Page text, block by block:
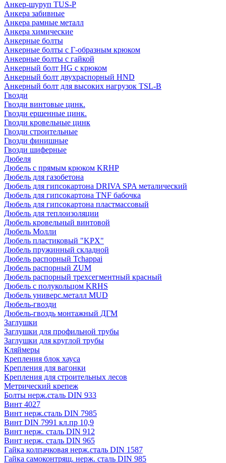
Анкер-шуруп TUS-P
Анкера забивные
Анкера рамные металл
Анкера химические
Анкерные болты
Анкерные болты с Г-образным крюком
Анкерные болты с гайкой
Анкерный болт HG с крюком
Анкерный болт двухраспорный HND
Анкерный болт для высоких нагрузок TSL-B
Гвозди
Гвозди винтовые цинк.
Гвозди ершенные цинк.
Гвозди кровельные цинк
Гвозди строительные
Гвозди финишные
Гвозди шиферные
Дюбеля
Дюбель с прямым крюком KRHP
Дюбель для газобетона
Дюбель для гипсокартона DRIVA SPA металический
Дюбель для гипсокартона TNF бабочка
Дюбель для гипсокартона пластмассовый
Дюбель для теплоизоляции
Дюбель кровельный винтовой
Дюбель Молли
Дюбель пластиковый "KPX"
Дюбель пружинный складной
Дюбель распорный Tchappai
Дюбель распорный ZUM
Дюбель распорный трехсегментный красный
Дюбель с полукольцом KRHS
Дюбель универс.металл MUD
Дюбель-гвозди
Дюбель-гвоздь монтажный ДГМ
Заглушки
Заглушки для профильной трубы
Заглушки для круглой трубы
Кляймеры
Крепления блок хауса
Крепления для вагонки
Крепления для строительных лесов
Метрический крепеж
Болты нерж.сталь DIN 933
Винт 4027
Винт нерж.сталь DIN 7985
Винт DIN 7991 кл.пр 10,9
Винт нерж. сталь DIN 912
Винт нерж. сталь DIN 965
Гайка колпачковая нерж.сталь DIN 1587
Гайка самоконтрящ. нерж. сталь DIN 985